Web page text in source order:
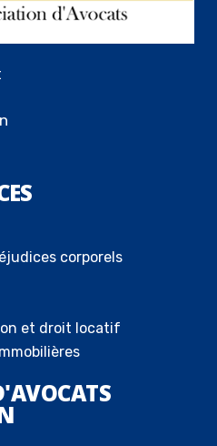
corporels
et droit locatif